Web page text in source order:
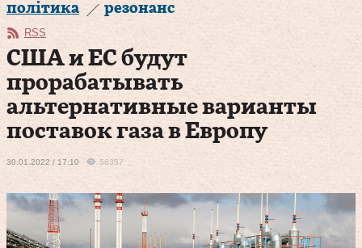
політика резонанс
RSS
США и ЕС будут
прорабатывать
альтернативные варианты
поставок газа в Европу
30.01.2022 / 17:10 56357